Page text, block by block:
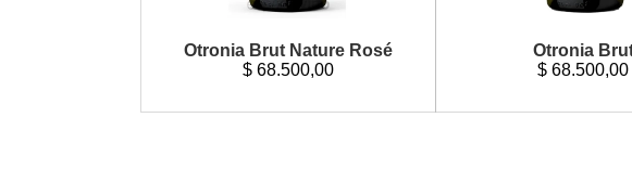
Otronia Brut Nature Rosé
$ 68.500,00
Otronia
$ 68.500,00